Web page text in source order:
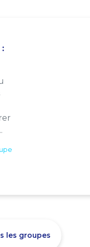
les groupes